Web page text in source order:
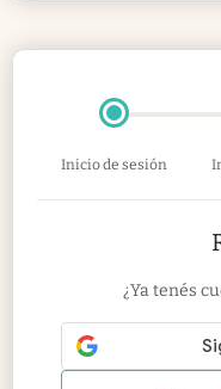
Inicio de sesión
¿Ya tenés